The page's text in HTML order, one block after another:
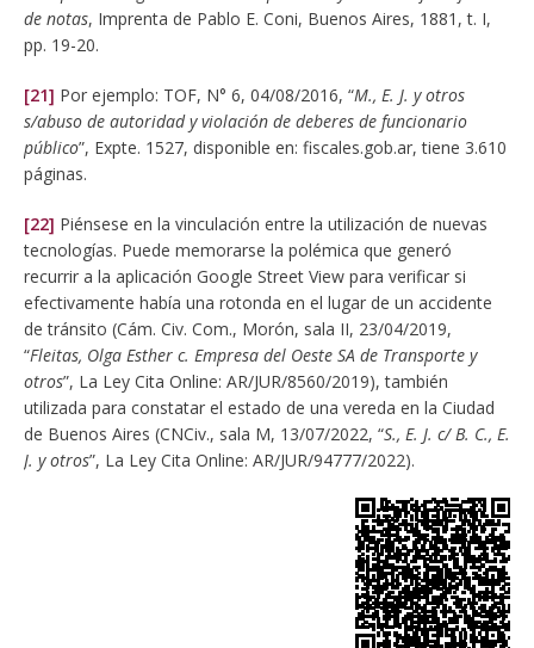
de notas, Imprenta de Pablo E. Coni, Buenos Aires, 1881, t. I,
pp. 19-20.
[21] Por ejemplo: TOF, N° 6, 04/08/2016, “M., E. J. y otros
s/abuso de autoridad y violación de deberes de funcionario
público”, Expte. 1527, disponible en: fiscales.gob.ar, tiene 3.610
páginas.
[22] Piénsese en la vinculación entre la utilización de nuevas
tecnologías. Puede memorarse la polémica que generó
recurrir a la aplicación Google Street View para verificar si
efectivamente había una rotonda en el lugar de un accidente
de tránsito (Cám. Civ. Com., Morón, sala II, 23/04/2019,
“Fleitas, Olga Esther c. Empresa del Oeste SA de Transporte y
otros”, La Ley Cita Online: AR/JUR/8560/2019), también
utilizada para constatar el estado de una vereda en la Ciudad
de Buenos Aires (CNCiv., sala M, 13/07/2022, “S., E. J. c/ B. C., E.
J. y otros”, La Ley Cita Online: AR/JUR/94777/2022).